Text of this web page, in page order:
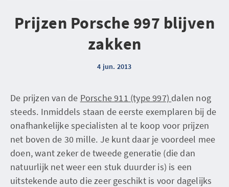
Prijzen Porsche 997 blijven
zakken
4 jun. 2013
De prijzen van de Porsche 911 (type 997) dalen nog
steeds. Inmiddels staan de eerste exemplaren bij de
onafhankelijke specialisten al te koop voor prijzen
net boven de 30 mille. Je kunt daar je voordeel mee
doen, want zeker de tweede generatie (die dan
natuurlijk net weer een stuk duurder is) is een
uitstekende auto die zeer geschikt is voor dagelijks